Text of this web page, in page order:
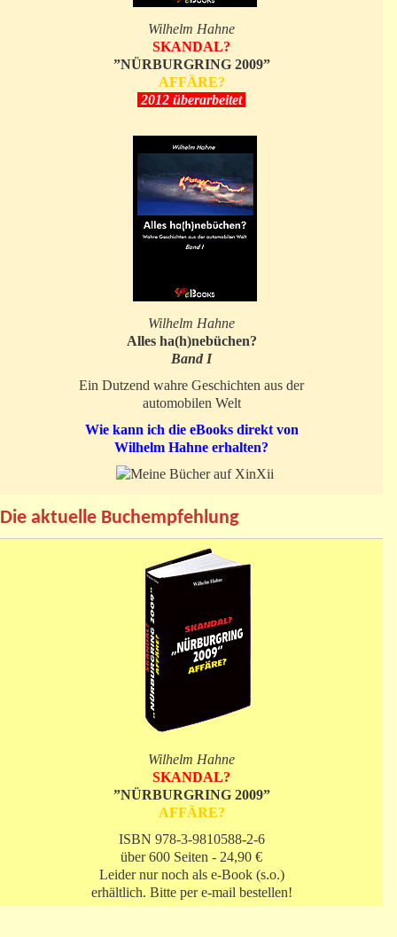
Wilhelm Hahne
SKANDAL?
”NÜRBURGRING 2009”
AFFÄRE?
2012 überarbeitet
Wilhelm Hahne
Alles ha(h)nebüchen?
Band I
Ein Dutzend wahre Geschichten aus der
automobilen Welt
Wie kann ich die eBooks direkt von
Wilhelm Hahne erhalten?
Die aktuelle Buchempfehlung
Wilhelm Hahne
SKANDAL?
”NÜRBURGRING 2009”
AFFÄRE?
ISBN 978-3-9810588-2-6
über 600 Seiten - 24,90 €
Leider nur noch als e-Book (s.o.)
erhältlich. Bitte per e-mail bestellen!